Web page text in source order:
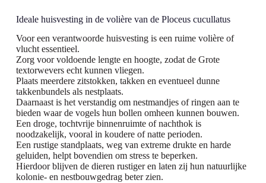
Ideale huisvesting in de volière van de Ploceus cucullatus
Voor een verantwoorde huisvesting is een ruime volière of
vlucht essentieel.
Zorg voor voldoende lengte en hoogte, zodat de Grote
textorwevers echt kunnen vliegen.
Plaats meerdere zitstokken, takken en eventueel dunne
takkenbundels als nestplaats.
Daarnaast is het verstandig om nestmandjes of ringen aan te
bieden waar de vogels hun bollen omheen kunnen bouwen.
Een droge, tochtvrije binnenruimte of nachthok is
noodzakelijk, vooral in koudere of natte perioden.
Een rustige standplaats, weg van extreme drukte en harde
geluiden, helpt bovendien om stress te beperken.
Hierdoor blijven de dieren rustiger en laten zij hun natuurlijke
kolonie- en nestbouwgedrag beter zien.